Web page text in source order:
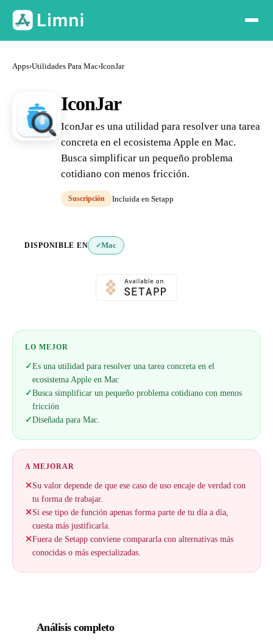
Apps›Utilidades Para Mac›IconJar
IconJar
IconJar es una utilidad para resolver una tarea
concreta en el ecosistema Apple en Mac.
Busca simplificar un pequeño problema
cotidiano con menos fricción.
Suscripción Incluida en Setapp
DISPONIBLE EN ✓Mac
LO MEJOR
✓Es una utilidad para resolver una tarea concreta en el
ecosistema Apple en Mac
✓Busca simplificar un pequeño problema cotidiano con menos
fricción
✓Diseñada para Mac.
A MEJORAR
✕Su valor depende de que ese caso de uso encaje de verdad con
tu forma de trabajar.
✕Si ese tipo de función apenas forma parte de tu día a día,
cuesta más justificarla.
✕Fuera de Setapp conviene compararla con alternativas más
conocidas o más especializadas.
Análisis completo